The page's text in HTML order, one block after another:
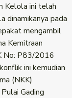
Kelola ini telah
dinamikanya pada
mengambil
Kemitraan
No: P83/2016
ini kemudian
(NKK)
Gading